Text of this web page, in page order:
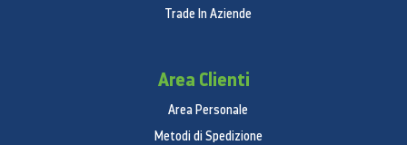
Trade In Aziende
Area Clienti
Area Personale
Metodi di Spedizione